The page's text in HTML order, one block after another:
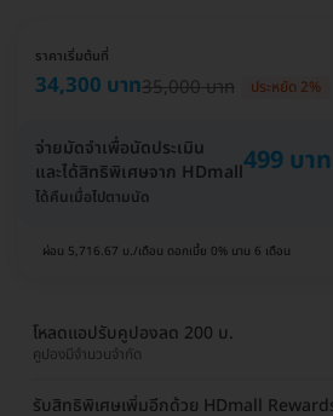
ราคาเริ่มต้นที่
34,300 บาท35,000 บาท ประหยัด 2%
จ่ายมัดจำเพื่อนัดประเมิน
และได้สิทธิพิเศษจาก HDmall499 บาท
ได้คืนเมื่อไปตามนัด
ผ่อน 5,716.67 บ./เดือน ดอกเบี้ย 0% นาน 6 เดือน
โหลดแอปรับคูปองลด 200 บ.
คูปองมีจำนวนจำกัด
รับสิทธิพิเศษเพิ่มอีกด้วย HDmall